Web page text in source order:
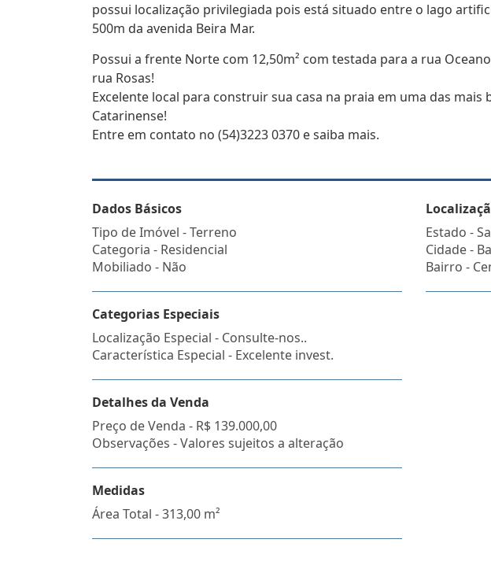
possui localização privilegiada pois está situado entre o lago
500m da avenida Beira Mar.
Possui a frente Norte com 12,50m² com testada para a rua
rua Rosas!
Excelente local para construir sua casa na praia em uma das
Catarinense!
Entre em contato no (54)3223 0370 e saiba mais.
Dados Básicos
Tipo de Imóvel - Terreno
Categoria - Residencial
Mobiliado - Não
Categorias Especiais
Localização Especial - Consulte-nos..
Característica Especial - Excelente invest.
Detalhes da Venda
Preço de Venda - R$ 139.000,00
Observações - Valores sujeitos a alteração
Medidas
Área Total - 313,00 m²
Estado -
Cidade -
Bairro -